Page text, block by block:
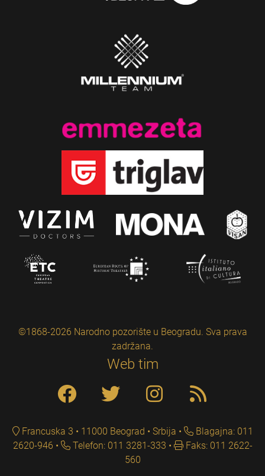
©1868-2026 Narodno pozorište u Beogradu. Sva prava
zadržana.
Web tim
Francuska 3 • 11000 Beograd • Srbija
Blagajna: 011
2620-946
Telefon: 011 3281-333
Faks: 011 2622-
560